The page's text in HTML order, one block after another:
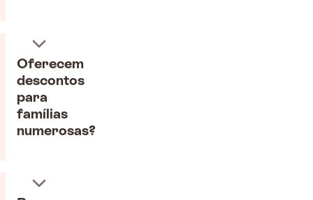
Oferecem
descontos
para
famílias
numerosas?